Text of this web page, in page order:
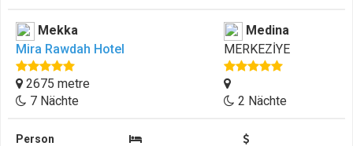
Mekka
Medina
Mira Rawdah Hotel
MERKEZİYE
2675 metre
7 Nächte
2 Nächte
Person